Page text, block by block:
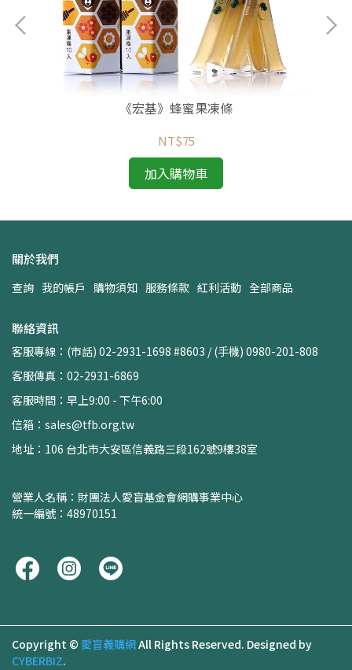
《宏基》蜂蜜果凍條
NT$75
加入購物車
關於我們
查詢 我的帳戶 購物須知 服務條款 紅利活動 全部商品
聯絡資訊
客服專線：(市話) 02-2931-1698 #8603 / (手機) 0980-201-808
客服傳真：02-2931-6869
客服時間：早上9:00 - 下午6:00
信箱：sales@tfb.org.tw
地址：106 台北市大安區信義路三段162號9樓38室
營業人名稱：財團法人愛盲基金會網購事業中心
統一編號：48970151
Copyright © 愛盲義購網All Rights Reserved. Designed by
CYBERBIZ.